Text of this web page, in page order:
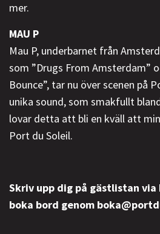
mer.
MAU P
Mau P, underbarnet från
som ”Drugs From Amsterdam”
Bounce”, tar nu över scenen på
unika sound, som smakfullt
lovar detta att bli en kväll att
Port du Soleil.
Skriv upp dig på gästlistan
boka bord genom